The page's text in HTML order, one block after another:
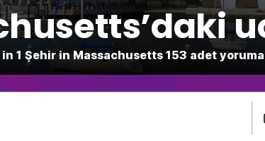
in 1 Şehir in Massachusetts 153 adet